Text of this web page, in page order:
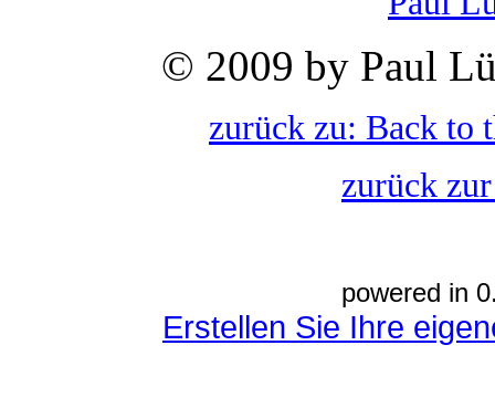
© 2009 by Paul
zurück zu: Back to
zurück
powered in
Erstellen Sie Ihre